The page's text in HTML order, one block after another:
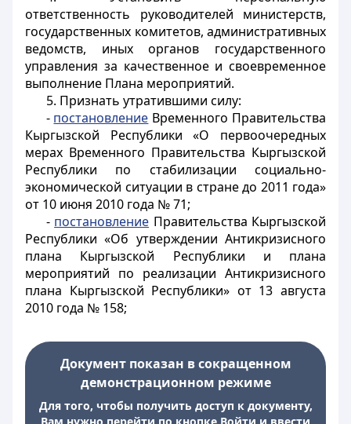
ответственность руководителей министерств,
государственных комитетов, административных
ведомств, иных органов государственного
управления за качественное и своевременное
выполнение Плана мероприятий.
5. Признать утратившими силу:
- постановление Временного Правительства
Кыргызской Республики «О первоочередных
мерах Временного Правительства Кыргызской
Республики по стабилизации социально-
экономической ситуации в стране до 2011 года»
от 10 июня 2010 года № 71;
- постановление Правительства Кыргызской
Республики «Об утверждении Антикризисного
плана Кыргызской Республики и плана
мероприятий по реализации Антикризисного
плана Кыргызской Республики» от 13 августа
2010 года № 158;
Документ показан в сокращенном
демонстрационном режиме
Для того, чтобы получить доступ к документу,